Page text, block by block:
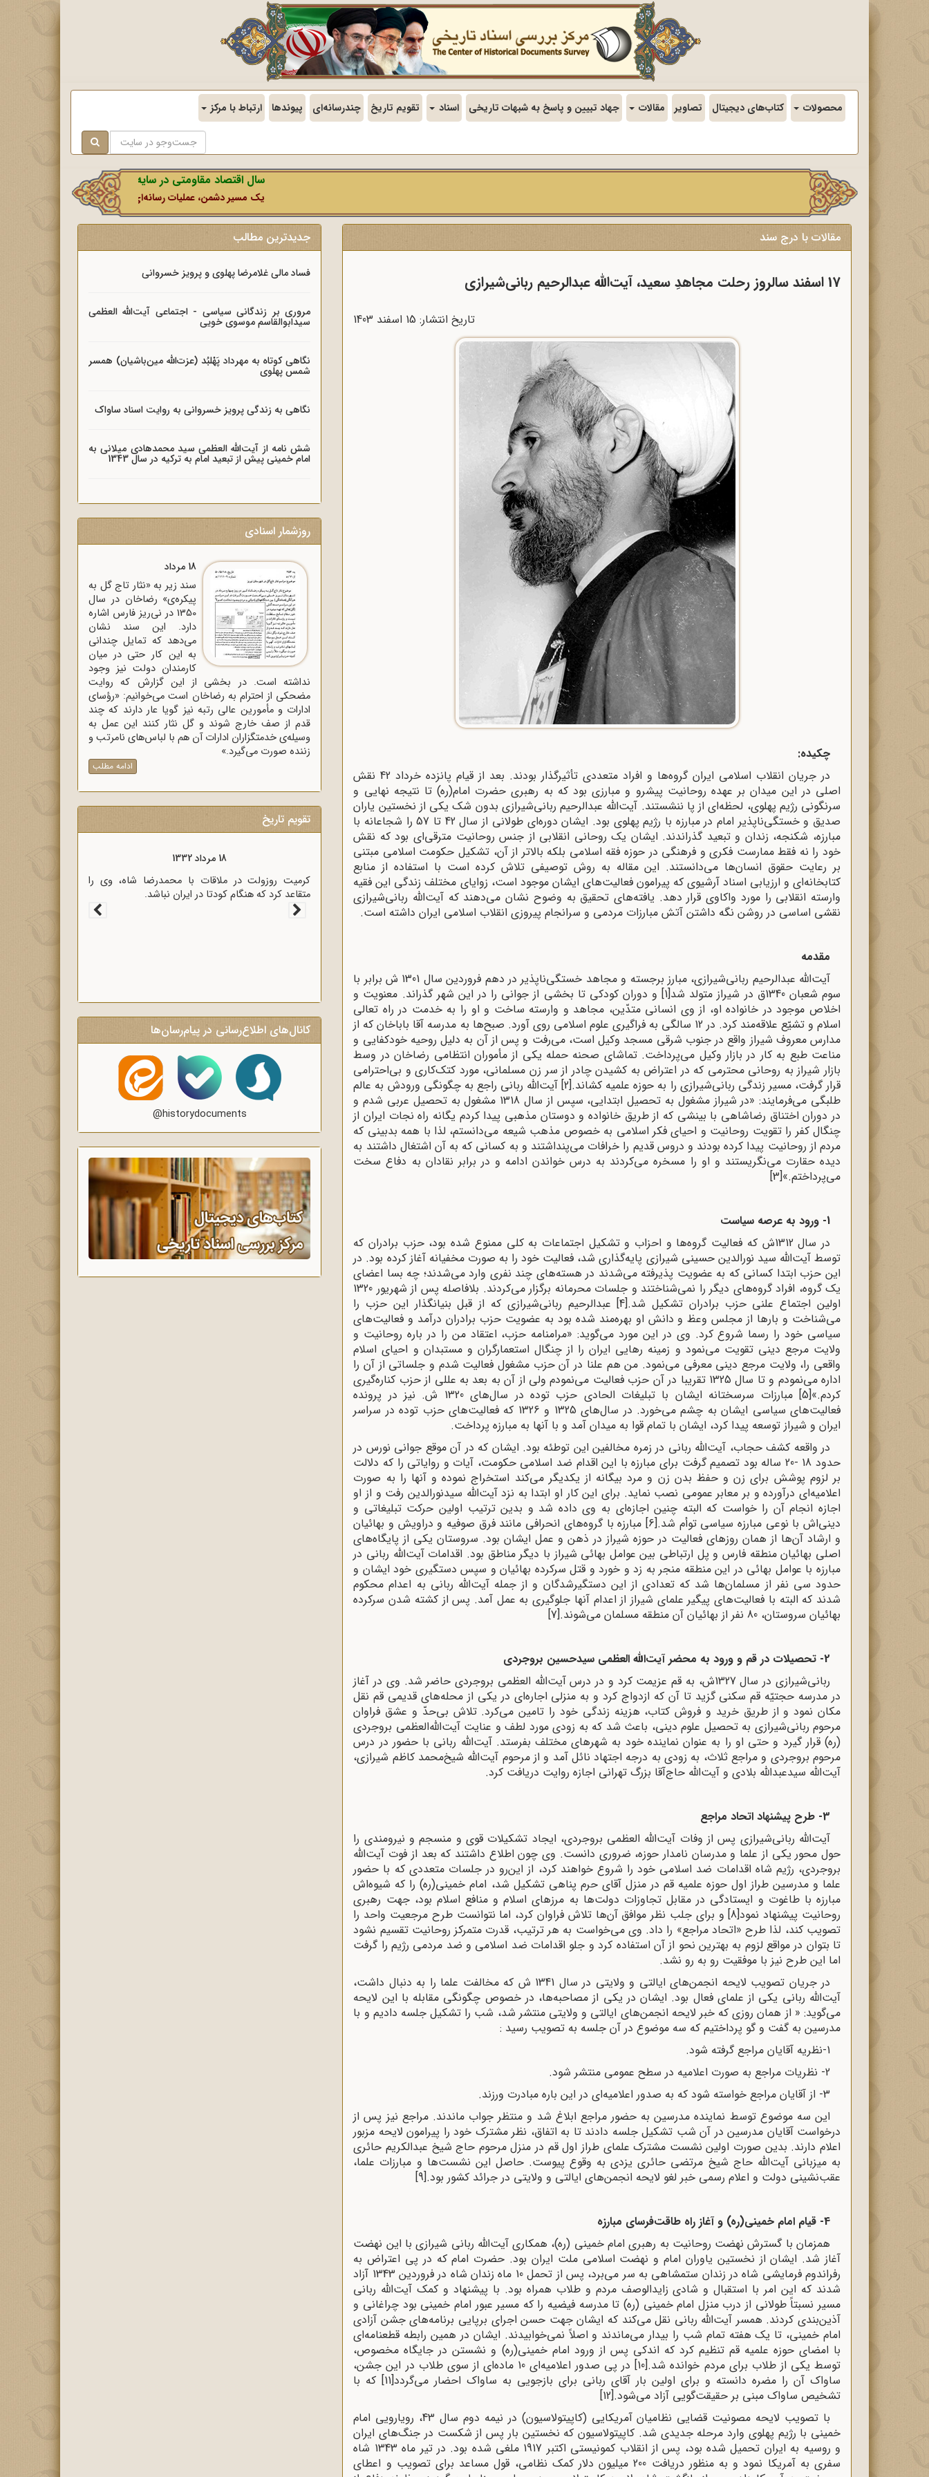
محصولات کتاب‌های دیجیتال تصاویر مقالات جهاد تبیین و پاسخ به شبهات تاریخی اسناد تقویم تاریخ چندرسانه‌ای پیوندها ارتباط با مرکز
سال اقتصاد مقاومتی در سایه وحدت ملی و امنیت ملی.
یک مسیر دشمن، عملیات رسانه‌ای او است که در این ایام بطور خاص
مقالات با درج سند
17 اسفند سالروز رحلت مجاهدِ سعید، آیت‌الله عبدالرحیم ربانی‌شیرازی
تاریخ انتشار: 15 اسفند 1403
چکیده:
در جریان انقلاب اسلامی ایران گروه‌ها و افراد متعددی تأثیرگذار بودند. بعد از قیام پانزده خرداد 42 نقش
اصلی در این میدان بر عهده روحانیت پیشرو و مبارزی بود که به رهبری حضرت امام(ره) تا نتیجه نهایی و
سرنگونی رژیم پهلوی، لحظه‌ای از پا ننشستند. آیت‌الله عبدالرحیم ربانی‌شیرازی بدون شک یکی از نخستین یاران
صدیق و خستگی‌ناپذیر امام در مبارزه با رژیم پهلوی بود. ایشان دوره‌ای طولانی از سال 42 تا 57 را شجاعانه با
مبارزه، شکنجه، زندان و تبعید گذراندند. ایشان یک روحانی انقلابی از جنس روحانیت مترقی‌ای بود که نقش
خود را نه فقط ممارست فکری و فرهنگی در حوزه فقه اسلامی بلکه بالاتر از آن، تشکیل حکومت اسلامی مبتنی
بر رعایت حقوق انسان‌ها می‌دانستند. این مقاله به روش توصیفی تلاش کرده‌ است با استفاده از منابع
کتابخانه‌ای و ارزیابی اسناد آرشیوی که پیرامون فعالیت‌های ایشان موجود است، زوایای مختلف زندگی این فقیه
وارسته انقلابی را مورد واکاوی قرار دهد. یافته‌های تحقیق به وضوح نشان می‌دهند که آیت‌الله ربانی‌شیرازی
نقشی اساسی در روشن نگه داشتن آتش مبارزات مردمی و سرانجام پیروزی انقلاب اسلامی ایران داشته ‌است.
مقدمه
آیت‌الله عبدالرحیم ربانی‌شیرازی، مبارز برجسته و مجاهد خستگی‌ناپذیر در دهم فروردین سال 1301 ش برابر با
سوم شعبان 1340ق در شیراز متولد شد
[1]و دوران‌ کودکی‌ تا بخشی‌ از جوانی‌ را در این‌ شهر گذراند. معنویت‌ و
اخلاص‌ موجود در خانواده‌ او، از وی‌ انسانی‌ متدّین‌، مجاهد و وارسته‌ ساخت و او را به‌ خدمت‌ در راه‌ تعالی‌
اسلام‌ و تشیّع‌ علاقه‌مند کرد. در 12 سالگی‌ به‌ فراگیری‌ علوم‌ اسلامی‌ روی‌ آورد. صبح‌ها به‌ مدرسه‌ آقا باباخان‌ که‌ از
مدارس‌ معروف‌ شیراز واقع‌ در جنوب‌ شرقی‌ مسجد وکیل است،‌ می‌رفت‌ و پس‌ از آن‌ به‌ دلیل‌ روحیه‌ خودکفایی‌ و
مناعت‌ طبع‌ به‌ کار در بازار وکیل‌ می‌پرداخت‌. تماشای صحنه حمله یکی از مأموران انتظامی رضاخان در وسط
بازار شیراز به روحانی محترمی که در اعتراض به کشیدن چادر از سر زن مسلمانی، مورد کتک‌کاری و بی‌احترامی
قرار گرفت، مسیر زندگی ربانی‌شیرازی را به حوزه علمیه ‌کشاند.[2]آیت‌الله ربانی راجع به چگونگی ورودش به عالم
طلبگی می‌فرمایند: «در شیراز مشغول به تحصیل ابتدایی، سپس از سال 1318 مشغول به تحصیل عربی شدم و
در دوران اختناق رضاشاهی با بینشی که از طریق خانواده و دوستان مذهبی پیدا کردم یگانه راه نجات ایران از
چنگال کفر را تقویت روحانیت و احیای فکر اسلامی به خصوص مذهب شیعه می‌دانستم، لذا با همه‌ بدبینی که
مردم از روحانیت پیدا کرده بودند و دروس قدیم را خرافات می‌پنداشتند و به کسانی که به آن اشتغال داشتند به
دیده‌ حقارت می‌نگریستند و او را مسخره می‌کردند به درس خواندن ادامه و در برابر نقادان به دفاع سخت
می‌پرداختم.»[3]
1- ورود به عرصه سیاست
در سال 1312ش که فعالیت گروه‌ها و احزاب و تشکیل اجتماعات به کلی ممنوع شده بود، حزب برادران که
توسط آیت‌الله سید نورالدین حسینی شیرازی پایه‌گذاری شد، فعالیت خود را به صورت مخفیانه آغاز کرده بود. در
این حزب ابتدا کسانی که به عضویت پذیرفته می‌شدند در هسته‌های چند نفری وارد می‌شدند؛ چه بسا اعضای
یک گروه، افراد گروه‌های دیگر را نمی‌شناختند و جلسات محرمانه برگزار می‌کردند. بلافاصله پس از شهریور 1320
اولین اجتماع علنی حزب برادران تشکیل شد.[4]عبدالرحیم ربانی‌شیرازی که از قبل بنیانگذار این حزب را
می‌شناخت و بارها از مجلس وعظ و دانش او بهره‌مند شده بود به عضویت حزب برادران درآمد و فعالیت‌های
سیاسی خود را رسما شروع کرد. وی در این مورد می‌گوید: «مرامنامه‌ حزب، اعتقاد من را در باره‌ روحانیت و
ولایت مرجع دینی تقویت می‌نمود و زمینه‌ رهایی ایران را از چنگال استعمارگران و مستبدان و احیای اسلام
واقعی را، ولایت مرجع دینی معرفی می‌نمود. من هم علنا در آن حزب مشغول فعالیت شدم و جلساتی از آن را
اداره می‌نمودم و تا سال 1325 تقریبا در آن حزب فعالیت می‌نمودم ولی از آن به بعد به عللی از حزب کناره‌گیری
کردم.»[5]
مبارزات سرسختانه ایشان با تبلیغات الحادی حزب توده در سال‌های 1320 ش. نیز در پرونده
فعالیت‌های سیاسی ایشان به چشم می‌خورد. در سال‌های 1325 و 1326 که فعالیت‌های حزب توده در سراسر
ایران و شیراز توسعه پیدا کرد، ایشان با تمام قوا به میدان آمد و با آنها به مبارزه پرداخت.
در واقعه کشف حجاب، آیت‌الله ربانی در زمره مخالفین این توطئه بود. ایشان که در آن موقع جوانی نورس در
حدود 18 -20 ساله بود تصمیم گرفت برای مبارزه با این اقدام ضد اسلامی حکومت، آیات و روایاتی را که دلالت
بر لزوم پوشش برای زن و حفظ بدن زن و مرد بیگانه از یکدیگر می‌کند استخراج نموده و آنها را به صورت
اعلامیه‌ای درآورده و بر معابر عمومی نصب نماید. برای این کار او ابتدا به نزد آیت‌الله سیدنورالدین رفت و از او
اجازه انجام آن را خواست که البته چنین اجازه‌ای به وی داده شد و بدین ترتیب اولین حرکت تبلیغاتی و
دینی‌اش با نوعی مبارزه سیاسی توأم شد.[6] مبارزه با گروه‌های انحرافی مانند فرق صوفیه و دراویش و بهائیان
و ارشاد آن‌ها از همان روزهای فعالیت در حوزه شیراز در ذهن و عمل ایشان بود. سروستان یکی از پایگاه‌های
اصلی بهائیان منطقه فارس و پل ارتباطی بین عوامل بهائی شیراز با دیگر مناطق بود. اقدامات آیت‌الله ربانی در
مبارزه با عوامل بهائی در این منطقه منجر به زد و خورد و قتل سرکرده بهائیان و سپس دستگیری خود ایشان و
حدود سی نفر از مسلمان‌ها شد که تعدادی از این دستگیرشدگان و از جمله آیت‌الله ربانی به اعدام محکوم
شدند که البته با فعالیت‌های پیگیر علمای شیراز از اعدام آنها جلوگیری به عمل آمد. پس از کشته شدن سرکرده
بهائیان سروستان، 80 نفر از بهائیان آن منطقه مسلمان می‌شوند.
[7]
2- تحصیلات در قم و ورود به محضر آیت‌الله العظمی سیدحسین بروجردی
ربانی‌شیرازی در سال‌ 1327ش، به‌ قم‌ عزیمت‌ کرد و در درس‌ آیت‌الله العظمی‌ بروجردی‌ حاضر شد. وی‌ در آغاز
در مدرسه‌ حجتیّه‌ قم‌ سکنی‌ گزید تا آن که‌ ازدواج‌ کرد و به‌ منزلی‌ اجاره‌ای‌ در یکی‌ از محله‌های‌ قدیمی‌ قم‌ نقل‌
مکان‌ نمود و از طریق‌ خرید و فروش‌ کتاب‌، هزینه‌ زندگی‌ خود را تامین‌ می‌کرد. تلاش‌ بی‌حدّ و عشق‌ فراوان‌
مرحوم‌ ربانی‌‌شیرازی‌ به‌ تحصیل‌ علوم‌ دینی‌، باعث‌ شد که‌ به‌ زودی‌ مورد لطف‌ و عنایت‌ آیت‌الله‌العظمی‌ بروجردی‌
(ره‌) قرار گیرد و حتی‌ او را به‌ عنوان‌ نماینده‌ خود به‌ شهرهای‌ مختلف‌ بفرستد. آیت‌الله ربانی‌ با حضور در درس‌
مرحوم‌ بروجردی‌ و مراجع‌ ثلاث‌، به‌ زودی‌ به‌ درجه‌ اجتهاد نائل‌ آمد و از مرحوم‌ آیت‌الله شیخ‌محمد کاظم‌ شیرازی‌،
آیت‌الله سیدعبدالله بلادی‌ و آیت‌الله حاج‌آقا بزرگ‌ تهرانی‌ اجازه‌ روایت‌ دریافت‌ کرد.
3- طرح پیشنهاد اتحاد مراجع
آیت‌الله ربانی‌شیرازی پس از وفات آیت‌الله العظمی بروجردی، ایجاد تشکیلات قوی و منسجم و نیرومندی را
حول محور یکی از علما و مدرسان نامدار حوزه، ضروری دانست. وی چون اطلاع داشتند که بعد از فوت آیت‌الله
بروجردی، رژیم شاه اقدامات ضد اسلامی خود را شروع خواهند کرد، از این‌رو در جلسات متعددی که با حضور
علما و مدرسین طراز اول حوزه علمیه قم در منزل آقای حرم پناهی تشکیل شد، امام خمینی(ره) را که شیوه‌اش
مبارزه با طاغوت و ایستادگی در مقابل تجاوزات دولت‌ها به مرزهای اسلام و منافع اسلام بود، جهت رهبری
روحانیت پیشنهاد نمود[8]و برای جلب نظر موافق آن‌ها تلاش فراوان کرد، اما نتوانست طرح مرجعیت واحد را
تصویب کند، لذا طرح «اتحاد مراجع» را داد. وی می‌خواست به هر ترتیب، قدرت متمرکز روحانیت تقسیم نشود
تا بتوان در مواقع لزوم به بهترین نحو از آن استفاده کرد و جلو اقدامات ضد اسلامی و ضد مردمی رژیم را گرفت
اما این طرح نیز با موفقیت رو به رو نشد.
در جریان تصویب لایحه انجمن‌های ایالتی و ولایتی در سال 1341 ش که مخالفت علما را به دنبال داشت،
آیت‌الله ربانی یکی از علمای فعال بود. ایشان در یکی از مصاحبه‌ها، در خصوص چگونگی مقابله با این لایحه
می‌گوید: « از همان روزی که خبر لایحه انجمن‌های ایالتی و ولایتی منتشر شد، شب را تشکیل جلسه دادیم و با
مدرسین به گفت‌ و گو پرداختیم که سه موضوع در آن جلسه به تصویب رسید :
1-نظریه آقایان مراجع گرفته شود.
2- نظریات مراجع به صورت اعلامیه‌ در سطح عمومی منتشر شود.
3- از آقایان مراجع خواسته شود که به صدور اعلامیه‌ای در این باره مبادرت ورزند.
این سه موضوع توسط نماینده مدرسین به حضور مراجع ابلاغ شد و منتظر جواب ماندند. مراجع نیز پس از
درخواست آقایان مدرسین در آن شب تشکیل جلسه دادند تا به اتفاق، نظر مشترک خود را پیرامون لایحه مزبور
اعلام دارند. بدین صورت اولین نشست مشترک علمای طراز اول قم در منزل مرحوم حاج شیخ عبدالکریم حائری
به میزبانی آیت‌الله حاج شیخ مرتضی حائری یزدی به وقوع پیوست. حاصل این نشست‌ها و مبارزات علما،
عقب‌نشینی دولت و اعلام رسمی خبر لغو لایحه انجمن‌های ایالتی و ولایتی در جرائد کشور بود.[9]
4- قیام امام خمینی(ره) و آغاز راه طاقت‌فرسای مبارزه
همزمان با گسترش نهضت روحانیت به رهبری امام خمینی (ره)، همکاری آیت‌الله ربانی شیرازی با این نهضت
آغاز شد. ایشان از نخستین یاوران امام و نهضت اسلامی ملت ایران بود. حضرت امام که در پی اعتراض به
رفراندوم فرمایشی شاه در زندان ستمشاهی به سر می‌برد، پس از تحمل 10 ماه زندان شاه در فروردین 1343 آزاد
شدند که این امر با استقبال و شادی زایدالوصف مردم و طلاب همراه بود. با پیشنهاد و کمک آیت‌الله ربانی
مسیر نسبتاً طولانی از درب منزل امام خمینی (ره) تا مدرسه فیضیه را که مسیر عبور امام خمینی بود چراغانی و
آذین‌بندی کردند. همسر آیت‌الله ربانی نقل می‌کند که ایشان جهت حسن اجرای برپایی برنامه‌های جشن آزادی
امام خمینی، تا یک هفته تمام شب را بیدار می‌ماندند و اصلاً نمی‌خوابیدند. ایشان در همین رابطه قطعنامه‌ای
با امضای حوزه علمیه قم تنظیم کرد که اندکی پس از ورود امام خمینی(ره) و نشستن در جایگاه مخصوص،
توسط یکی از طلاب برای مردم خوانده شد.[10]
در پی صدور اعلامیه‌ای 10 ماده‌ای از سوی طلاب در این جشن،
ساواک آن را مضره دانسته و برای اولین بار آقای ربانی برای بازجویی به ساواک احضار می‌گردد[11]که با
تشخیص ساواک مبنی بر حقیقت‌گویی آزاد می‌شود.[12]
با تصویب لایحه‌ مصونیت قضایی نظامیان آمریکایی (کاپیتولاسیون) در نیمه‌ دوم سال 43، رویارویی امام
خمینی با رژیم پهلوی وارد مرحله‌ جدیدی شد. کاپیتولاسیون که نخستین بار پس از شکست در جنگ‌های ایران
و روسیه به ایران تحمیل شده بود، پس از انقلاب کمونیستی اکتبر 1917 ملغی شده بود. در تیر ماه 1343 شاه
سفری به آمریکا نمود و به منظور دریافت 200 میلیون دلار کمک نظامی، قول مساعد برای تصویب و اعطای
جدیدترین مطالب
فساد مالی غلامرضا پهلوی و پرویز خسروانی
مروری بر زندگانی سیاسی - اجتماعی آیت‌الله العظمی
سیدابوالقاسم موسوی خویی
نگاهی کوتاه به مهرداد پَهْلبُد (عزت‌الله مین‌باشیان) همسر
شمس پهلوی
نگاهی به زندگی پرویز خسروانی به روایت اسناد ساواک
شش نامه از آیت‌الله العظمی سید محمدهادی میلانی به
امام خمینی پیش از تبعید امام به ترکیه در سال 1343
روزشمار اسنادی
18 مرداد
سند زیر به «نثار تاج گل به
پیکره‌ی» رضاخان در سال
1350 در نی‌ریز فارس اشاره
دارد. این سند نشان
می‌دهد که تمایل چندانی
به این کار حتی در میان
کارمندان دولت نیز وجود
نداشته است. در بخشی از این گزارش که روایت
مضحکی از احترام به رضاخان است می‌خوانیم: «رؤسای
ادارات و مأمورین عالی رتبه نیز گویا عار دارند که چند
قدم از صف خارج شوند و گل نثار کنند این عمل به
وسیله‌ی خدمتگزاران ادارات آن هم با لباس‌های نامرتب و
زننده صورت می‌گیرد.»
ادامه مطلب
تقویم تاریخ
18 مرداد 1333
بسیاری از رجال روحانی و سیاسی کشور در نامه‌ای برای
رؤسای مجلسین، خشم خود را از پرداخت غرامت به
انگلیس اعلام کردند.
کانال‌های اطلاع‌رسانی در پیام‌رسان‌ها
@historydocuments